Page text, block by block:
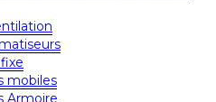
mobiles
Armoire